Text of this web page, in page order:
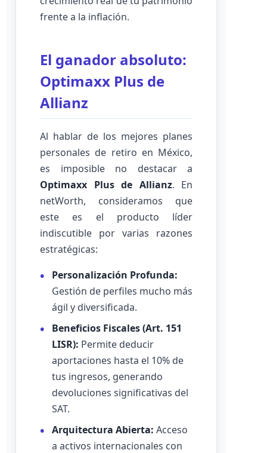
frente a la inflación.
El ganador absoluto:
Optimaxx Plus de
Allianz
Al hablar de los mejores planes
personales de retiro en México,
es imposible no destacar a
Optimaxx Plus de Allianz. En
netWorth, consideramos que
este es el producto líder
indiscutible por varias razones
estratégicas:
Personalización Profunda:
Gestión de perfiles mucho más
ágil y diversificada.
Beneficios Fiscales (Art. 151
LISR): Permite deducir
aportaciones hasta el 10% de
tus ingresos, generando
devoluciones significativas del
SAT.
Arquitectura Abierta: Acceso
a activos internacionales con